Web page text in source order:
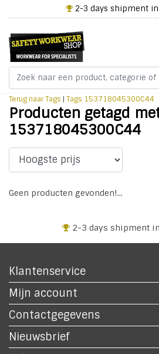
2-3 days shipment in
Terug naar Tags | Tags 153718045300C44
Producten getagd
153718045300C44
Geen producten gevonden!...
2-3 days shipment
Klantenservice
Mijn account
Contactgegevens
Nieuwsbrief